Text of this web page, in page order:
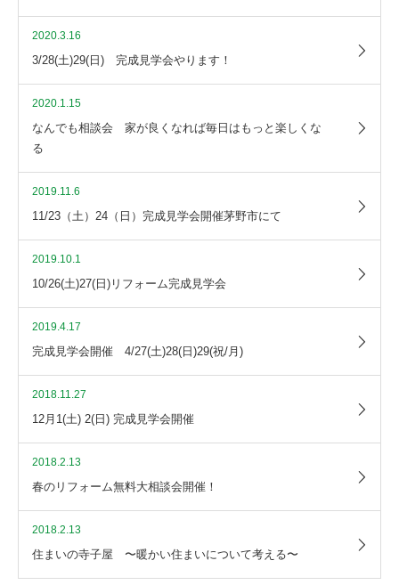
2020.3.16
3/28(土)29(日) 完成見学会やります！
2020.1.15
なんでも相談会 家が良くなれば毎日はもっと楽しくな
る
2019.11.6
11/23（土）24（日）完成見学会開催茅野市にて
2019.10.1
10/26(土)27(日)リフォーム完成見学会
2019.4.17
完成見学会開催 4/27(土)28(日)29(祝/月)
2018.11.27
12月1(土) 2(日) 完成見学会開催
2018.2.13
春のリフォーム無料大相談会開催！
2018.2.13
住まいの寺子屋 〜暖かい住まいについて考える〜